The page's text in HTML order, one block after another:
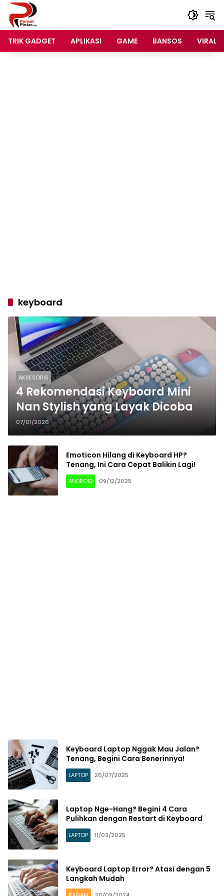
Langsung
konten
TRIK GADGET
APLIKASI GAME BANSOS VIRAL
keyboard
AKSESORIS
4 Rekomendasi Keyboard Mini
Nan Stylish yang Layak Dicoba
07/01/2026
Emoticon Hilang di Keyboard HP?
Tenang, Ini Cara Cepat Balikin Lagi!
ANDROID 09/12/2025
Keyboard Laptop Nggak Mau Jalan?
Tenang, Begini Cara Benerinnya!
LAPTOP 26/07/2025
Laptop Nge-Hang? Begini 4 Cara
Pulihkan dengan Restart di Keyboard
LAPTOP 11/03/2025
Keyboard Laptop Error? Atasi dengan 5
Langkah Mudah